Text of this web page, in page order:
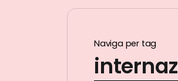
Naviga per tag